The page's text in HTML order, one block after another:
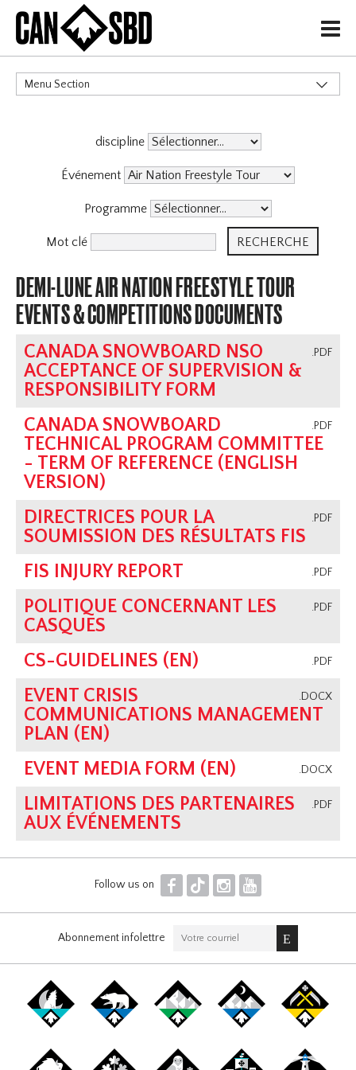
H
Menu Section
Événements & Compétitions X
discipline
Événement
Programme
Mot clé
DEMI-LUNE AIR NATION FREESTYLE TOUR
EVENTS & COMPETITIONS DOCUMENTS
.PDF
CANADA SNOWBOARD NSO
ACCEPTANCE OF SUPERVISION &
RESPONSIBILITY FORM
.PDF
CANADA SNOWBOARD
TECHNICAL PROGRAM COMMITTEE
- TERM OF REFERENCE (ENGLISH
VERSION)
.PDF
DIRECTRICES POUR LA
SOUMISSION DES RÉSULTATS FIS
.PDF
FIS INJURY REPORT
.PDF
POLITIQUE CONCERNANT LES
CASQUES
.PDF
CS-GUIDELINES (EN)
.DOCX
EVENT CRISIS
COMMUNICATIONS MANAGEMENT
PLAN (EN)
.DOCX
EVENT MEDIA FORM (EN)
.PDF
LIMITATIONS DES PARTENAIRES
AUX ÉVÉNEMENTS
Follow us on F T I Y
Abonnement infolettre